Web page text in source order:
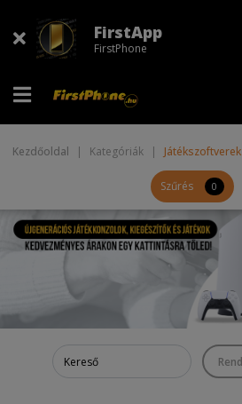
FirstApp
FirstPhone
Kezdőoldal | Kategóriák | Játékszoftverek
Szűrés 0